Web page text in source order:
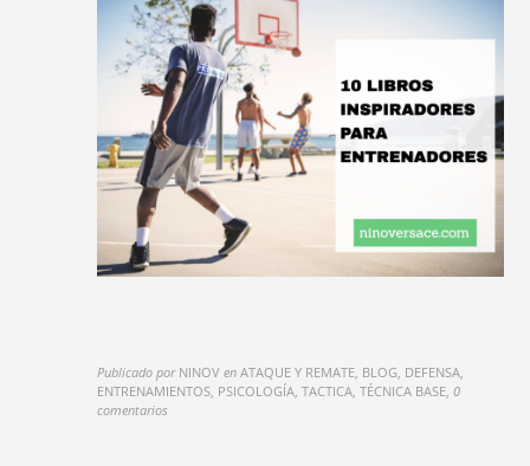
Publicado por NINOV en ATAQUE Y REMATE, BLOG, DEFENSA,
ENTRENAMIENTOS, PSICOLOGÍA, TACTICA, TÉCNICA BASE,0
comentarios